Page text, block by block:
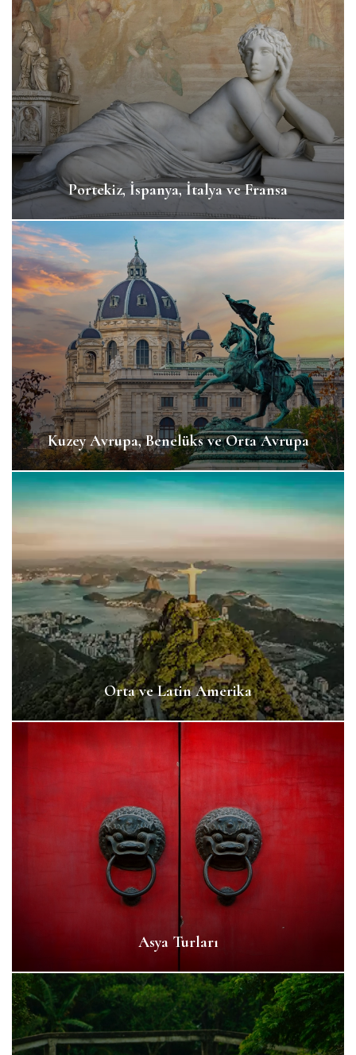
Portekiz, İspanya, İtalya ve Fransa
Kuzey Avrupa, Benelüks ve Orta Avrupa
Orta ve Latin Amerika
Asya Turları